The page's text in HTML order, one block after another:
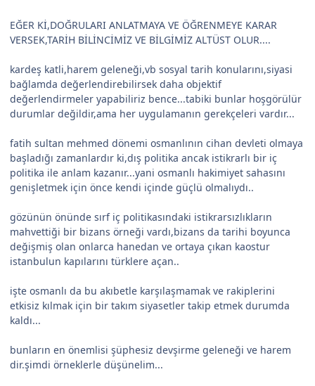
EĞER Kİ,DOĞRULARI ANLATMAYA VE ÖĞRENMEYE KARAR
VERSEK,TARİH BİLİNCİMİZ VE BİLGİMİZ ALTÜST OLUR....
kardeş katli,harem geleneği,vb sosyal tarih konularını,siyasi
bağlamda değerlendirebilirsek daha objektif
değerlendirmeler yapabiliriz bence...tabiki bunlar hoşgörülür
durumlar değildir,ama her uygulamanın gerekçeleri vardır...
fatih sultan mehmed dönemi osmanlının cihan devleti olmaya
başladığı zamanlardır ki,dış politika ancak istikrarlı bir iç
politika ile anlam kazanır...yani osmanlı hakimiyet sahasını
genişletmek için önce kendi içinde güçlü olmalıydı..
gözünün önünde sırf iç politikasındaki istikrarsızlıkların
mahvettiği bir bizans örneği vardı,bizans da tarihi boyunca
değişmiş olan onlarca hanedan ve ortaya çıkan kaostur
istanbulun kapılarını türklere açan..
işte osmanlı da bu akıbetle karşılaşmamak ve rakiplerini
etkisiz kılmak için bir takım siyasetler takip etmek durumda
kaldı...
bunların en önemlisi şüphesiz devşirme geleneği ve harem
dir.şimdi örneklerle düşünelim...